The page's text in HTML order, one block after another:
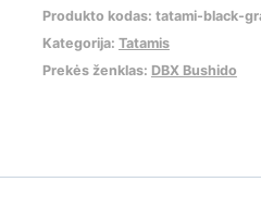
–
juodas/pilkas
Produkto kodas: tatami-black-
Kategorija: Tatamis
Prekės ženklas: DBX Bushido